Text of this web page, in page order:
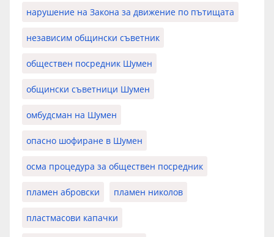
нарушение на Закона за движение по пътищата
независим общински съветник
обществен посредник Шумен
общински съветници Шумен
омбудсман на Шумен
опасно шофиране в Шумен
осма процедура за обществен посредник
пламен абровски пламен николов
пластмасови капачки